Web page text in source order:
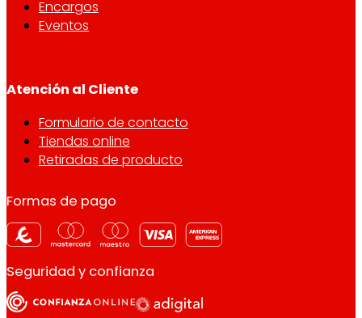
Encargos
Eventos
Atención al Cliente
Formulario de contacto
Tiendas online
Retiradas de producto
Formas de pago
Seguridad y confianza